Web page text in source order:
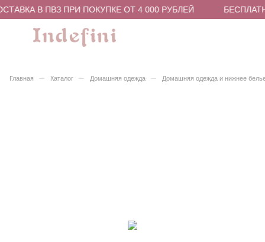
В ПВЗ ПРИ ПОКУПКЕ ОТ 4 000 РУБЛЕЙ
Главная – Каталог – Домашняя одежда – Домашняя одежда и нижнее